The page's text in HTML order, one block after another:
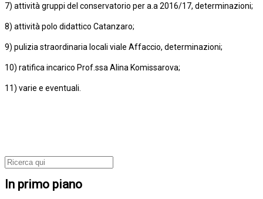
7) attività gruppi del conservatorio per a.a 2016/17, determinazioni;
8) attività polo didattico Catanzaro;
9) pulizia straordinaria locali viale Affaccio, determinazioni;
10) ratifica incarico Prof.ssa Alina Komissarova;
11) varie e eventuali.
In primo piano